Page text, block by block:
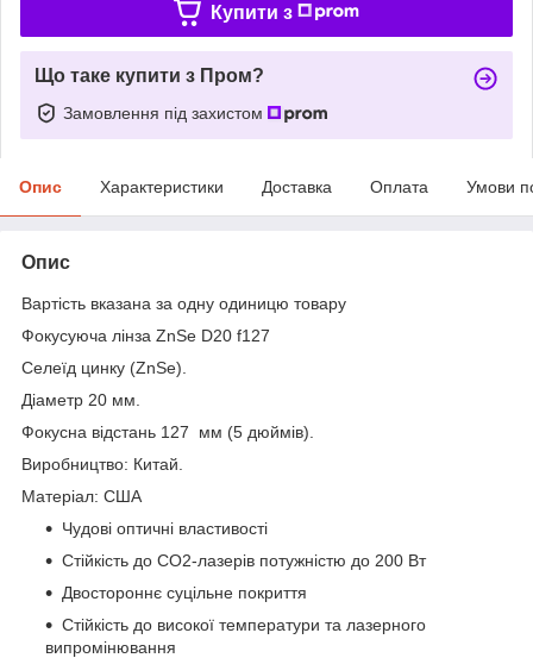
Купити з
Що таке купити з Пром?
Замовлення під захистом
Опис Характеристики Доставка Оплата Умови
Опис
Вартість вказана за одну одиницю товару
Фокусуюча лінза ZnSe D20 f127
Селеїд цинку (ZnSe).
Діаметр 20 мм.
Фокусна відстань 127 мм (5 дюймів).
Виробництво: Китай.
Матеріал: США
Чудові оптичні властивості
Стійкість до CO2-лазерів потужністю до 200 Вт
Двостороннє суцільне покриття
Стійкість до високої температури та лазерного
випромінювання